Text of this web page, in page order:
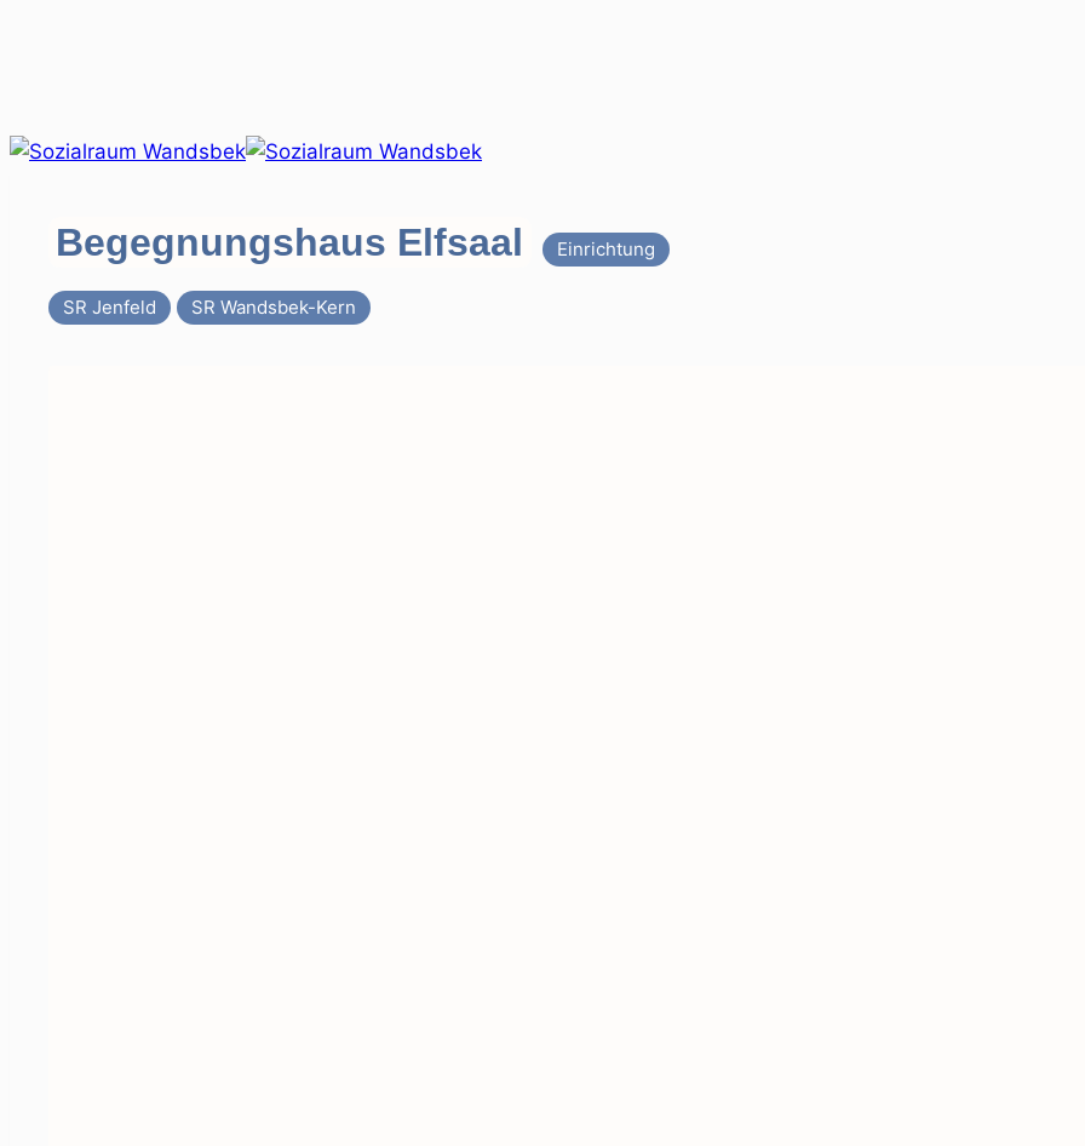
Zum
Begegnungshaus Elfsaal Einrichtung
SR Jenfeld SR Wandsbek-Kern